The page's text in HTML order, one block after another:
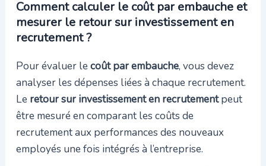
Comment calculer le coût par embauche et
mesurer le retour sur investissement en
recrutement ?
Pour évaluer lecoût par embauche, vous devez
analyser les dépenses liées à chaque recrutement.
Le retour sur investissement en recrutementpeut
être mesuré en comparant les coûts de
recrutement aux performances des nouveaux
employés une fois intégrés à l’entreprise.